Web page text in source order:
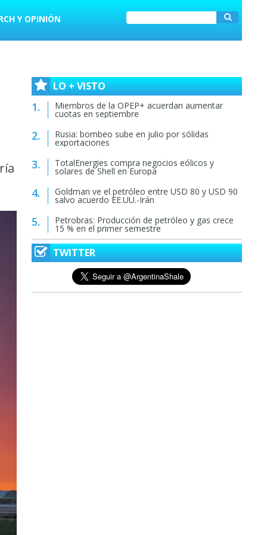
Y OPINIÓN
LO + VISTO
Miembros de la OPEP+ acuerdan aumentar
cuotas en septiembre
Rusia: bombeo sube en julio por sólidas
exportaciones
TotalEnergies compra negocios eólicos y
solares de Shell en Europa
Goldman ve el petróleo entre USD 80 y USD 90
salvo acuerdo EE.UU.-Irán
Petrobras: Producción de petróleo y gas crece
15 % en el primer semestre
TWITTER